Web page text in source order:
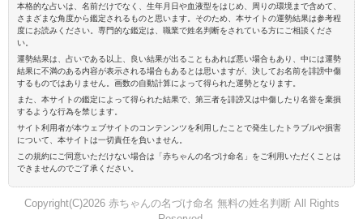
本格的な占いは、名前だけでなく、生年月日や血液型をはじめ、周りの環境まで含めて、
さまざまな角度から鑑定されるものと思います。そのため、本サイトの運勢結果は参考程
度にお読みください。専門的な鑑定は、職業で姓名判断をされている方にご相談くださ
い。
運勢結果は、占いである以上、良い結果が出ることもあれば悪い場合もあり、中には運勢
結果に不満のある内容が表示される場合もあるとは思いますが、決してお名前を誹謗中傷
するものではありません。画数の自動計算によって得られた運勢となります。
また、本サイトの鑑定によって得られた結果で、第三者を誹謗又は中傷したり名誉を棄損
するような行為を禁じます。
サイト利用者が本ウェブサイトのコンテンンツを利用したことで発生したトラブルや損害
について、本サイトは一切責任を負いません。
この規約にご同意いただけない場合は「赤ちゃんの名づけ命名」をご利用いただくことは
できませんのでご了承ください。
Copyright(C)2026 赤ちゃんの名づけ命名 無料の姓名判断 All Rights